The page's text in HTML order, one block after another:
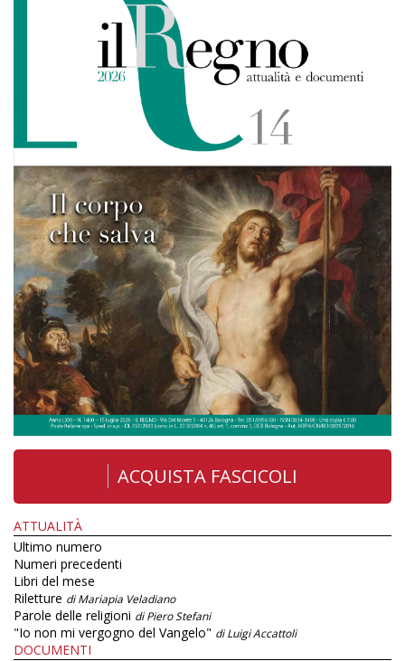
ACQUISTA FASCICOLI
ATTUALITÀ
Ultimo numero
Numeri precedenti
Libri del mese
Riletture di Mariapia Veladiano
Parole delle religioni di Piero Stefani
"Io non mi vergogno del Vangelo" di Luigi Accattoli
DOCUMENTI